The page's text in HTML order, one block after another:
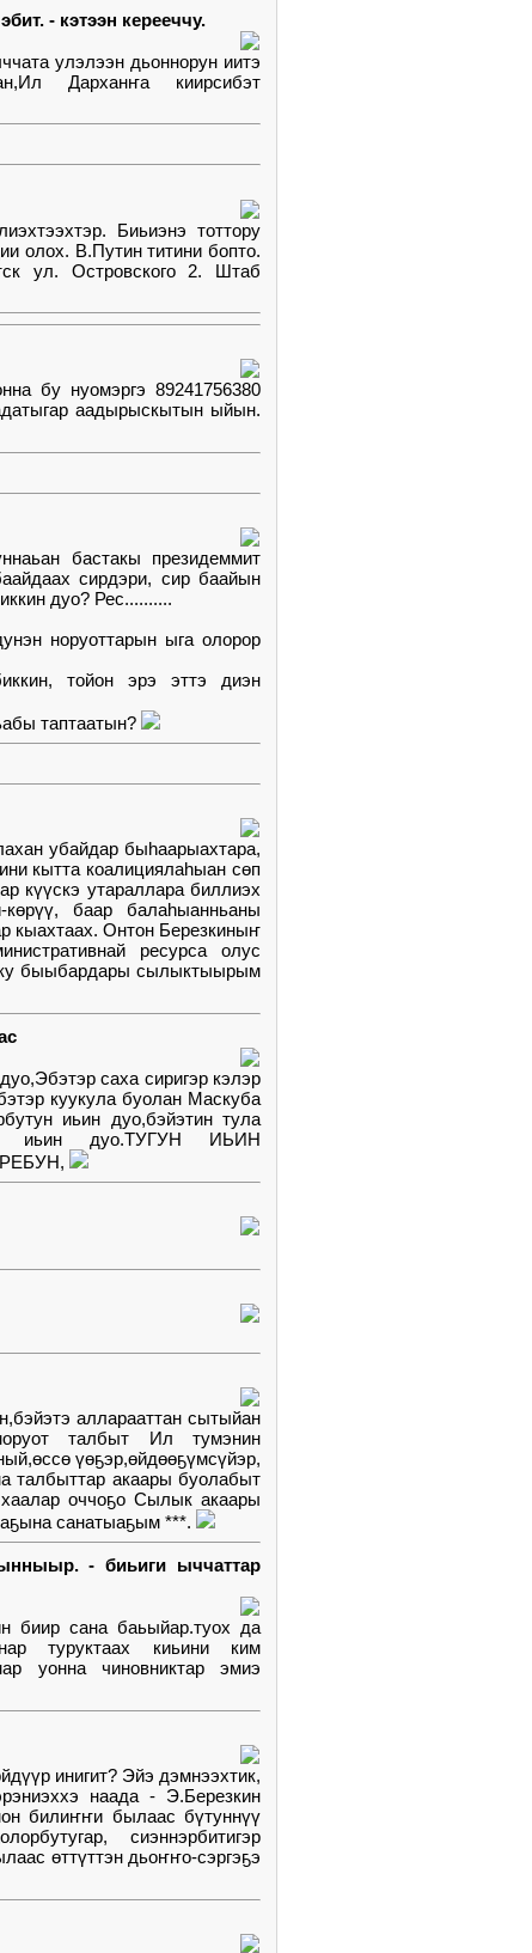
- кэтээн керееччу.
улэлээн дьоннорун иитэ
Дарханҥа киирсибэт
Биьиэнэ тоттору
олох. В.Путин титини бопто.
ул. Островского 2. Штаб
бу нуомэргэ 89241756380
аадырыскытын ыйын.
бастакы президеммит
сирдэри, сир баайын
дуо? Рес..........
норуоттарын ыга олорор
тойон эрэ эттэ диэн
таптаатын?
убайдар быһаарыахтара,
кытта коалициялаһыан сөп
күүскэ утараллара биллиэх
баар балаһыанньаны
кыахтаах. Онтон Березкиныҥ
ресурса олус
быыбардары сылыктыырым
саха сиригэр кэлэр
куукула буолан Маскуба
иьин дуо,бэйэтин тула
иьин дуо.ТУГУН ИЬИН
алларааттан сытыйан
талбыт Ил тумэнин
үөҕэр,өйдөөҕүмсүйэр,
талбыттар акаары буолабыт
оччоҕо Сылык акаары
санатыаҕым ***.
- биьиги ыччаттар
биир сана баьыйар.туох да
туруктаах киьини ким
уонна чиновниктар эмиэ
инигит? Эйэ дэмнээхтик,
наада - Э.Березкин
билиҥҥи былаас бүтуннүү
сиэннэрбитигэр
өттүттэн дьоҥҥо-сэргэҕэ